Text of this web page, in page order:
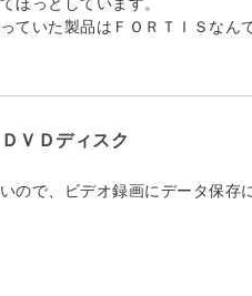
ていた製品はＦＯＲＴＩＳなん
ＤＶＤディスク
ので、ビデオ録画にデータ保存